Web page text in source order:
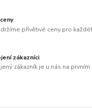
přívětivé ceny pro
zákazníci
zákazník je u nás na prvním